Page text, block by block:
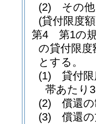
(2) その他
(貸付限度
第4 第1の
の貸付限
とする。
(1) 貸付限
帯あたり
(2) 償還の
(3) 償還の